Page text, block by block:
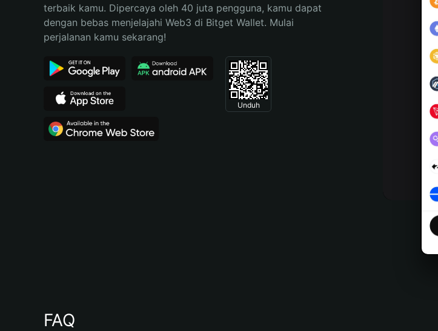
Español (Argentina)
terbaik kamu. Dipercaya oleh 40 juta pengguna, kamu dapat
dengan bebas menjelajahi Web3 di Bitget Wallet. Mulai
perjalanan kamu sekarang!
Unduh
FAQ